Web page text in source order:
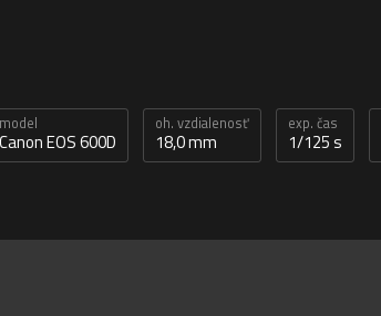
model
Canon EOS 600D
oh. vzdialenosť
18,0 mm
exp. čas
1/125 s